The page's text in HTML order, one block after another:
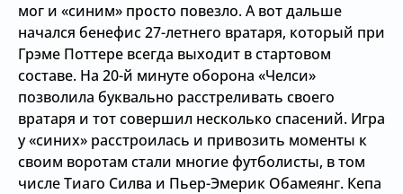
мог и «синим» просто повезло. А вот дальше
начался бенефис 27-летнего вратаря, который при
Грэме Поттере всегда выходит в стартовом
составе. На 20-й минуте оборона «Челси»
позволила буквально расстреливать своего
вратаря и тот совершил несколько спасений. Игра
у «синих» расстроилась и привозить моменты к
своим воротам стали многие футболисты, в том
числе Тиаго Силва и Пьер-Эмерик Обамеянг. Кепа